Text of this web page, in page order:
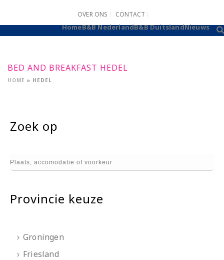
OVER ONS CONTACT
HomeB&B NederlandB&B DuitslandNieuws
BED AND BREAKFAST HEDEL
HOME » HEDEL
Zoek op
Provincie keuze
Groningen
Friesland